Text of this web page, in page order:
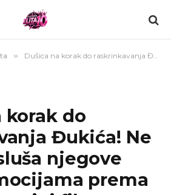
» Dušica na korak do raskrinkavanja Đukića! Ne može da sluša njegove priče o emocijama prema Aneli, pukao joj film: Grlimo se po tri sata… (VIDEO)
korak do
Đukića! Ne
njegove
prema